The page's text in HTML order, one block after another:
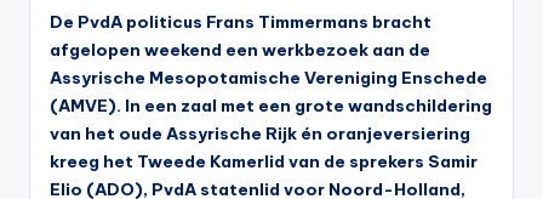
De PvdA politicus Frans Timmermans bracht
afgelopen weekend een werkbezoek aan de
Assyrische Mesopotamische Vereniging Enschede
(AMVE). In een zaal met een grote wandschildering
van het oude Assyrische Rijk én oranjeversiering
kreeg het Tweede Kamerlid van de sprekers Samir
Elio (ADO), PvdA statenlid voor Noord-Holland,